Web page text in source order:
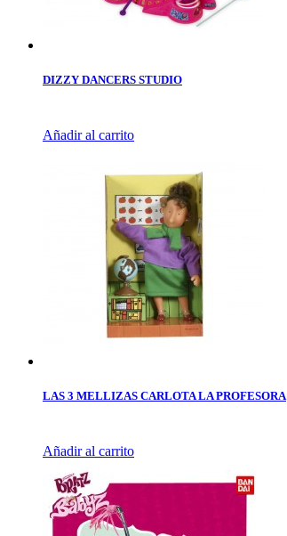
DIZZY DANCERS STUDIO
Añadir al carrito
LAS 3 MELLIZAS CARLOTA LA PROFESORA
Añadir al carrito